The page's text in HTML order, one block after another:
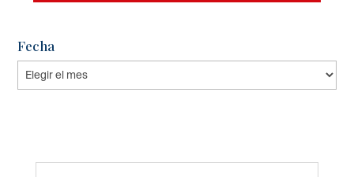
Fecha
Fecha